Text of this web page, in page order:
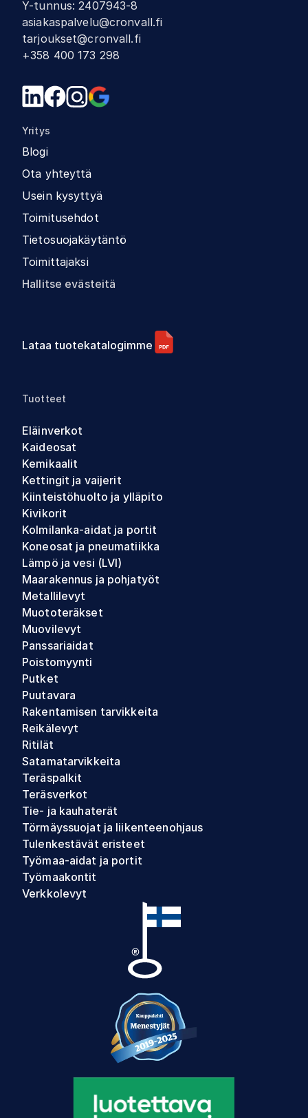
Y-tunnus:2407943-8
asiakaspalvelu@cronvall.fi
tarjoukset@cronvall.fi
+358 400 173 298
Yritys
Blogi
Ota yhteyttä
Usein kysyttyä
Toimitusehdot
Tietosuojakäytäntö
Toimittajaksi
Hallitse evästeitä
Lataa tuotekatalogimme
Tuotteet
Eläinverkot
Kaideosat
Kemikaalit
Kettingit ja vaijerit
Kiinteistöhuolto ja ylläpito
Kivikorit
Kolmilanka-aidat ja portit
Koneosat ja pneumatiikka
Lämpö ja vesi (LVI)
Maarakennus ja pohjatyöt
Metallilevyt
Muototeräkset
Muovilevyt
Panssariaidat
Poistomyynti
Putket
Puutavara
Rakentamisen tarvikkeita
Reikälevyt
Ritilät
Satamatarvikkeita
Teräspalkit
Teräsverkot
Tie- ja kauhaterät
Törmäyssuojat ja liikenteenohjaus
Tulenkestävät eristeet
Työmaa-aidat ja portit
Työmaakontit
Verkkolevyt